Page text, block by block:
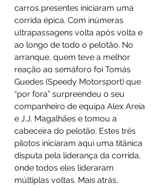
carros presentes iniciaram uma
corrida épica. Com inúmeras
ultrapassagens volta após volta e
ao longo de todo o pelotão. No
arranque, quem teve a melhor
reação ao semáforo foi Tomás
Guedes (Speedy Motorsport) que
“por fora” surpreendeu o seu
companheiro de equipa Alex Areia
e J.J. Magalhães e tomou a
cabeceira do pelotão. Estes três
pilotos iniciaram aqui uma titânica
disputa pela liderança da corrida,
onde todos eles lideraram
múltiplas voltas. Mais atrás,